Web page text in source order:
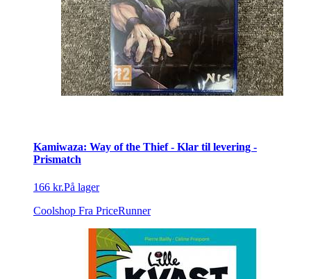
Kamiwaza: Way of the Thief - Klar til levering -
Prismatch
166 kr.På lager
Coolshop Fra PriceRunner